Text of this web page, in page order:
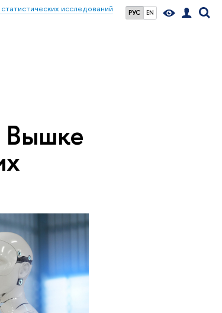
РУС EN
исследований
Вышке